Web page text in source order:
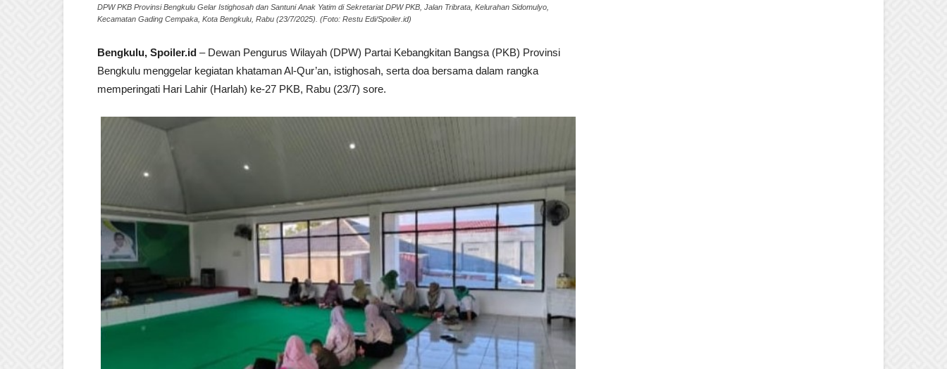
DPW PKB Provinsi Bengkulu Gelar Istighosah dan Santuni Anak Yatim di Sekretariat DPW PKB, Jalan Tribrata, Kelurahan Sidomulyo,
Kecamatan Gading Cempaka, Kota Bengkulu, Rabu (23/7/2025). (Foto: Restu Edi/Spoiler.id)
Bengkulu, Spoiler.id – Dewan Pengurus Wilayah (DPW) Partai Kebangkitan Bangsa (PKB) Provinsi
Bengkulu menggelar kegiatan khataman Al-Qur’an, istighosah, serta doa bersama dalam rangka
memperingati Hari Lahir (Harlah) ke-27 PKB, Rabu (23/7) sore.